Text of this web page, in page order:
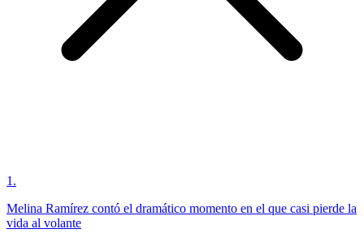
1 .
Melina Ramírez contó el dramático momento en el que casi pierde la
vida al volante